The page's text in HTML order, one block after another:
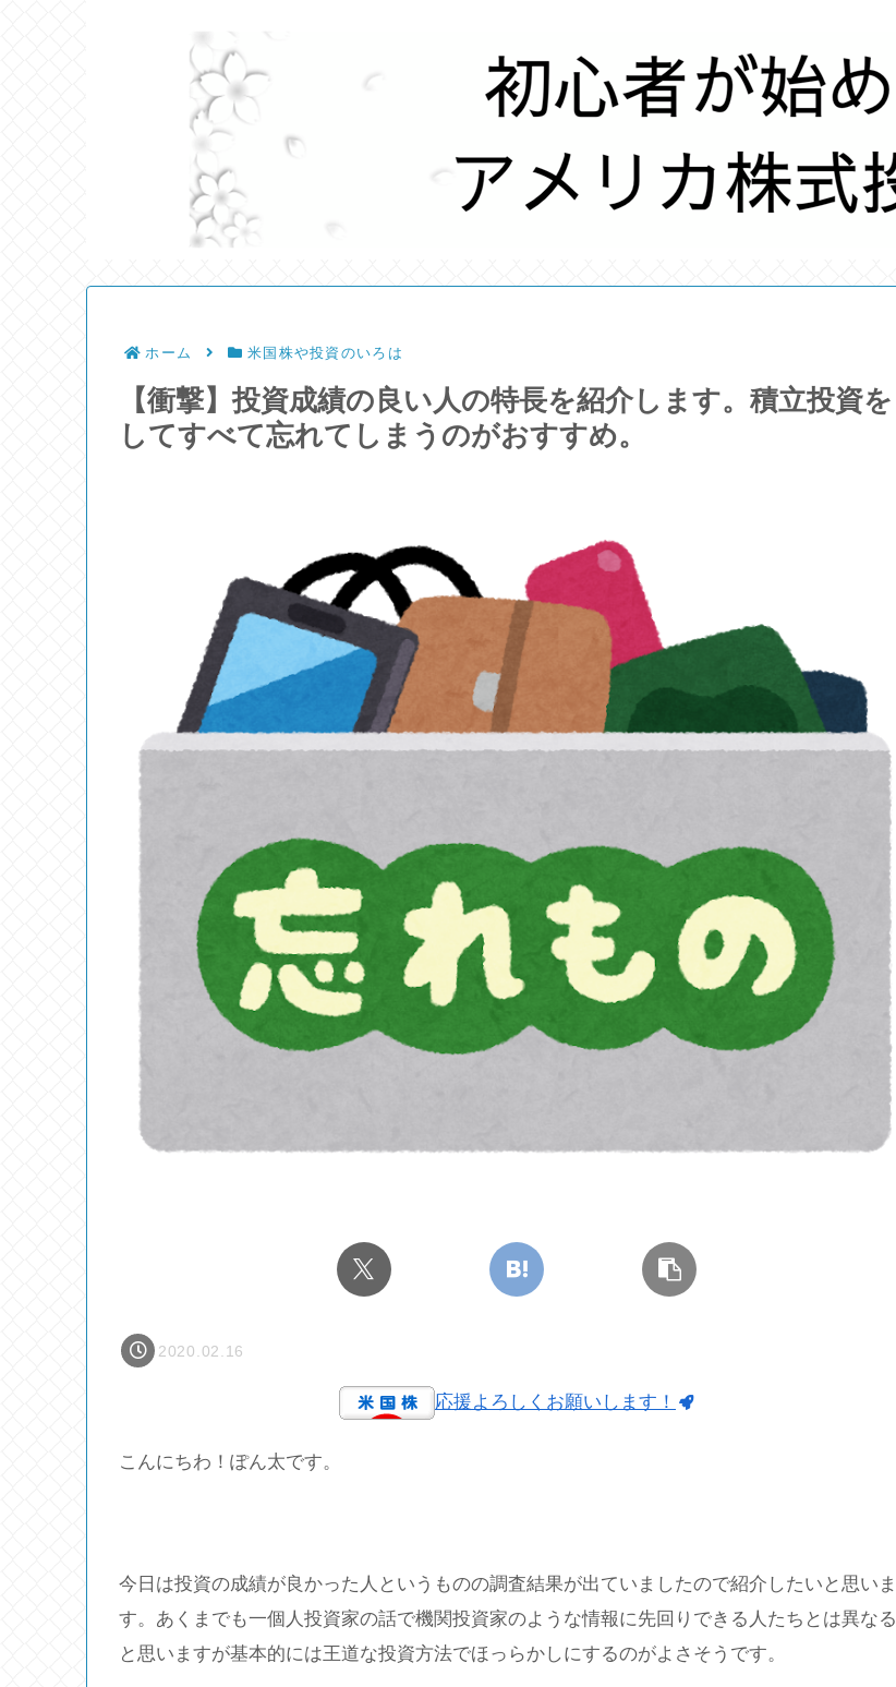
ホーム 米国株や投資のいろは
【衝撃】投資成績の良い人の特長を紹介します。積立投資を
してすべて忘れてしまうのがおすすめ。
2020.02.16
応援よろしくお願いします！
こんにちわ！ぽん太です。
今日は投資の成績が良かった人というものの調査結果が出ていましたので紹介したいと思いま
す。あくまでも一個人投資家の話で機関投資家のような情報に先回りできる人たちとは異なる
と思いますが基本的には王道な投資方法でほっらかしにするのがよさそうです。